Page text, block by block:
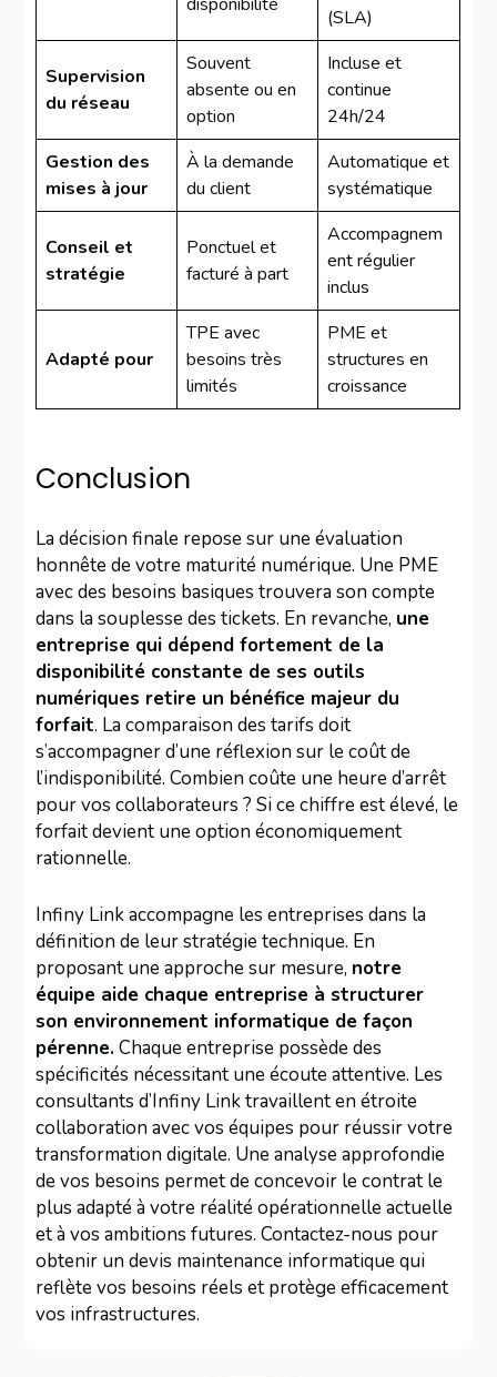
(SLA)
Supervision
du réseau
Souvent
absente ou en
option
Incluse et
continue
24h/24
Gestion des
mises à jour
À la demande
du client
Automatique et
systématique
Conseil et
stratégie
Ponctuel et
facturé à part
Accompagnem
ent régulier
inclus
Adapté pour
TPE avec
besoins très
limités
PME et
structures en
croissance
Conclusion
La décision finale repose sur une évaluation
honnête de votre maturité numérique. Une PME
avec des besoins basiques trouvera son compte
dans la souplesse des tickets. En revanche, une
entreprise qui dépend fortement de la
disponibilité constante de ses outils
numériques retire un bénéfice majeur du
forfait. La comparaison des tarifs doit
s’accompagner d’une réflexion sur le coût de
l’indisponibilité. Combien coûte une heure d’arrêt
pour vos collaborateurs ? Si ce chiffre est élevé, le
forfait devient une option économiquement
rationnelle.
Infiny Link accompagne les entreprises dans la
définition de leur stratégie technique. En
proposant une approche sur mesure, notre
équipe aide chaque entreprise à structurer
son environnement informatique de façon
pérenne.Chaque entreprise possède des
spécificités nécessitant une écoute attentive. Les
consultants d’Infiny Link travaillent en étroite
collaboration avec vos équipes pour réussir votre
transformation digitale. Une analyse approfondie
de vos besoins permet de concevoir le contrat le
plus adapté à votre réalité opérationnelle actuelle
et à vos ambitions futures. Contactez-nous pour
obtenir un devis maintenance informatique qui
reflète vos besoins réels et protège efficacement
vos infrastructures.